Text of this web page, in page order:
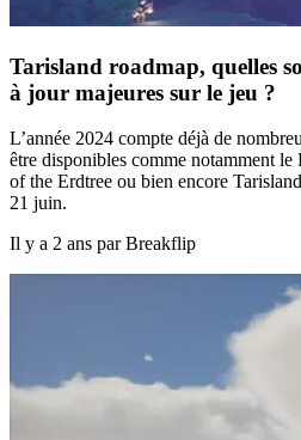
Tarisland roadmap, quelles
à jour majeures sur le jeu ?
L’année 2024 compte déjà de
être disponibles comme notamment
of the Erdtree ou bien encore
21 juin.
Il y a 2 ans par Breakflip